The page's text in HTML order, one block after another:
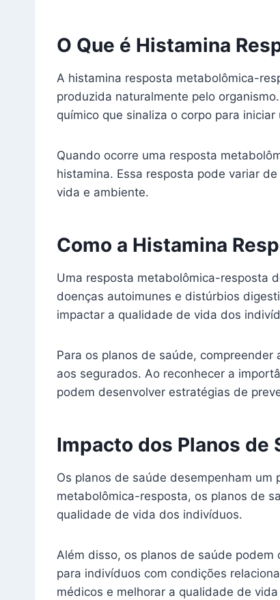
O Que é Histamina
A histamina resposta metabolômica-
produzida naturalmente pelo
químico que sinaliza o corpo para
Quando ocorre uma resposta
histamina. Essa resposta pode variar
vida e ambiente.
Como a Histamina
Uma resposta metabolômica-resposta
doenças autoimunes e distúrbios
impactar a qualidade de vida dos
Para os planos de saúde,
aos segurados. Ao reconhecer a
podem desenvolver estratégias de
Impacto dos Planos de
Os planos de saúde desempenham
metabolômica-resposta, os planos de
qualidade de vida dos indivíduos.
Além disso, os planos de saúde
para indivíduos com condições
médicos e melhorar a qualidade de